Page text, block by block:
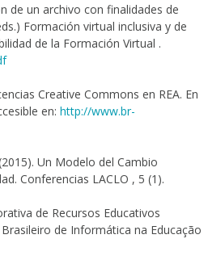
de un archivo con finalidades de
Formación virtual inclusiva y de
de la Formación Virtual .
Creative Commons en REA. En
en: http://www.br-
Un Modelo del Cambio
Conferencias LACLO , 5 (1).
de Recursos Educativos
de Informática na Educação